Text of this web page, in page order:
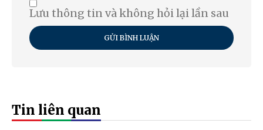
Lưu thông tin và không hỏi lại lần sau
GỬI BÌNH LUẬN
Tin liên quan